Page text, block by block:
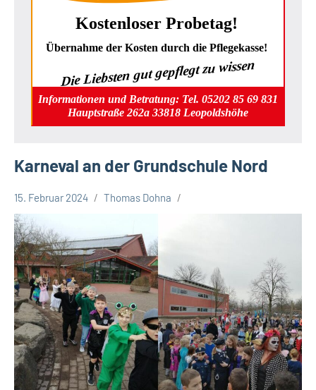
Kostenloser Probetag!
Übernahme der Kosten durch die Pflegekasse!
Die Liebsten gut gepflegt zu wissen
Informationen und Betratung: Tel. 05202 85 69 831
Hauptstraße 262a 33818 Leopoldshöhe
Karneval an der Grundschule Nord
Leopoldshöhe
15. Februar 2024 Thomas Dohna